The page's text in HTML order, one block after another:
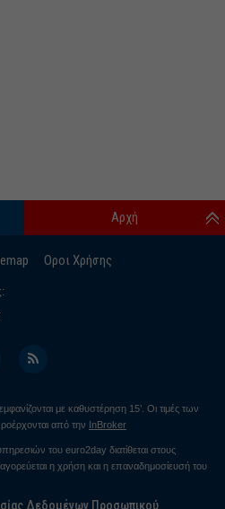
Οροι Χρήσης
Αρχή
με καθυστέρηση 15’. Οι τιμές των
από την InBroker
του euro2day διατίθεται στους
η χρήση και η επαναδημοσίευσή του
Δεδομένων Προσωπικού